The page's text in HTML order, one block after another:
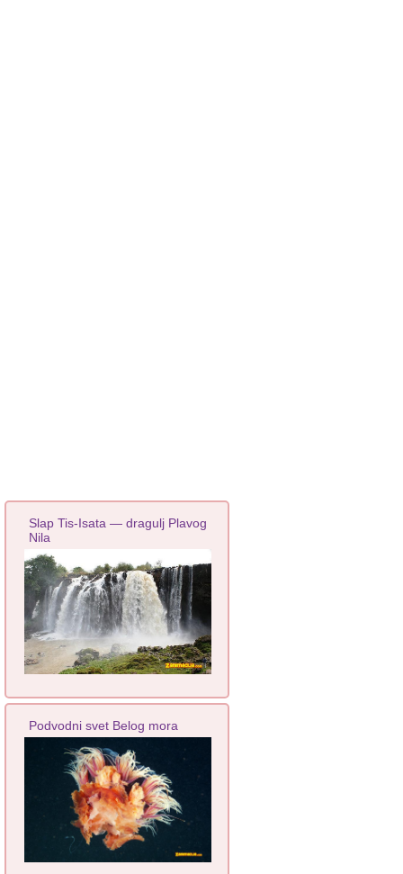
Slap Tis-Isata — dragulj Plavog
Nila
Podvodni svet Belog mora